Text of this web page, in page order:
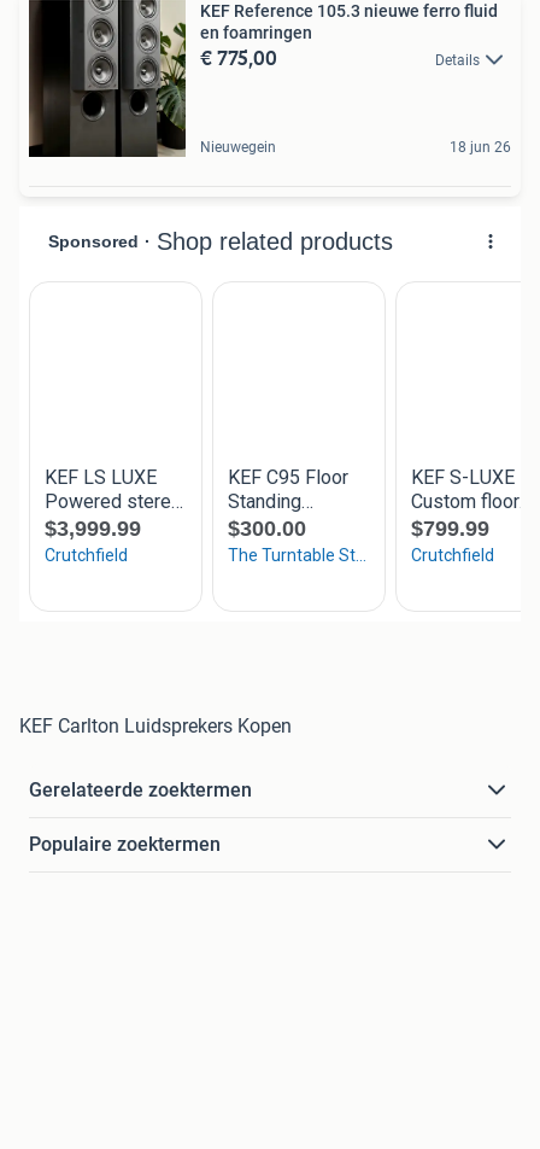
KEF Reference 105.3 nieuwe ferro fluid
en foamringen
€ 775,00 Details
Nieuwegein 18 jun 26
KEF Carlton Luidsprekers Kopen
Gerelateerde zoektermen
Populaire zoektermen